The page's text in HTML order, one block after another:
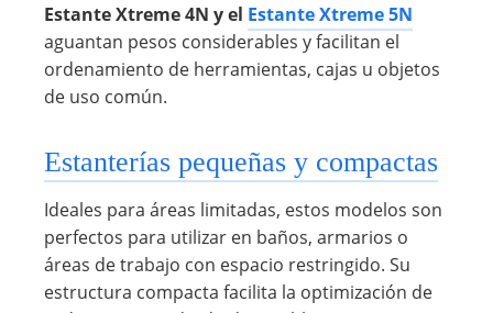
Estante Xtreme 4N y el Estante Xtreme 5N
aguantan pesos considerables y facilitan el
ordenamiento de herramientas, cajas u objetos
de uso común.
Estanterías pequeñas y compactas
Ideales para áreas limitadas, estos modelos son
perfectos para utilizar en baños, armarios o
áreas de trabajo con espacio restringido. Su
estructura compacta facilita la optimización de